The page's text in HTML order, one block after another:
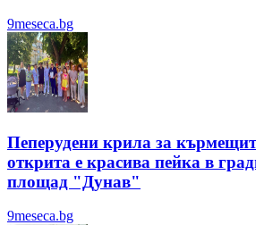
9meseca.bg
Пеперудени крила за
открита е красива пейка в
площад "Дунав"
9meseca.bg